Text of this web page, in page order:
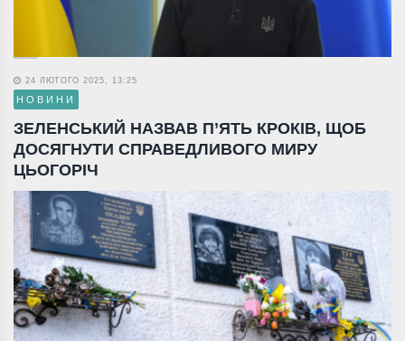
24 ЛЮТОГО 2025, 13:25
НОВИНИ
ЗЕЛЕНСЬКИЙ НАЗВАВ П’ЯТЬ КРОКІВ, ЩОБ
ДОСЯГНУТИ СПРАВЕДЛИВОГО МИРУ
ЦЬОГОРІЧ